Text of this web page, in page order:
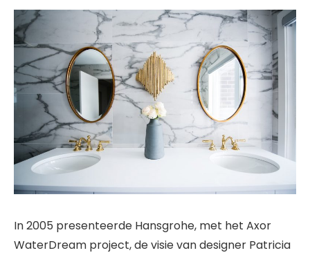
In 2005 presenteerde Hansgrohe, met het Axor
WaterDream project, de visie van designer Patricia